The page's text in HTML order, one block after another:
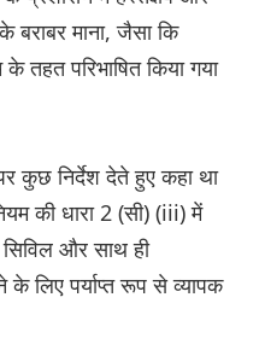
माना, जैसा कि
तहत परिभाषित किया गया
कुछ निर्देश देते हुए कहा था
की धारा 2 (सी) (iii) में
और साथ ही
लिए पर्याप्त रूप से व्यापक